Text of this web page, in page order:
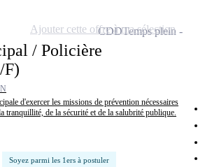
/ Policière
F)
d'exercer les missions de prévention nécessaires
tranquillité, de la sécurité et de la salubrité publique.
Soyez parmi les 1ers à postuler
CDDTemps plein
Ajouter cette offre à ma sélection